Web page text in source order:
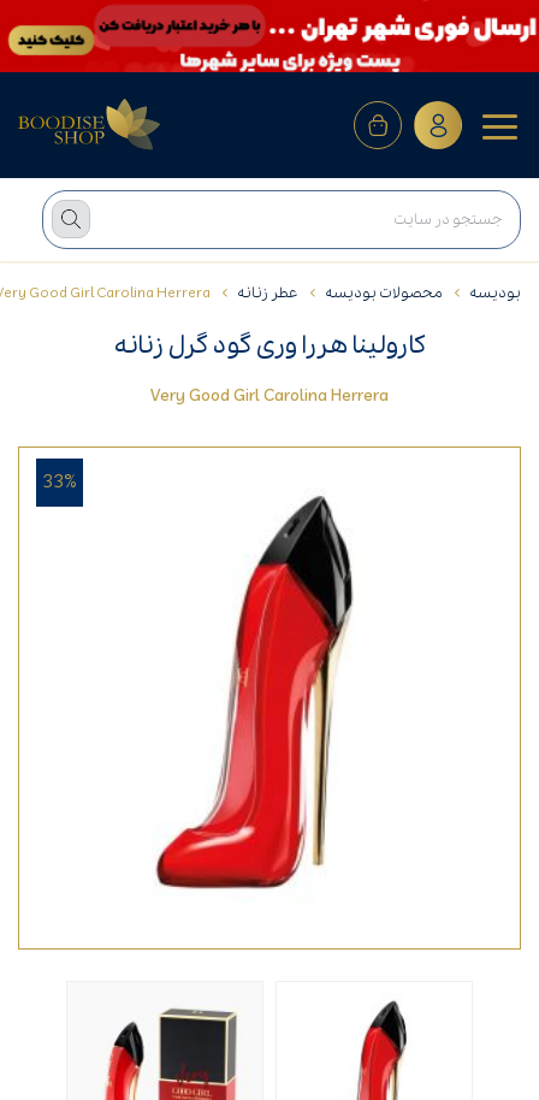
بودیسه محصولات بودیسه عطر زنانه Good Girl Carolina Herrera
کارولینا هررا وری گود گرل زنانه
Very Good Girl Carolina Herrera
33%